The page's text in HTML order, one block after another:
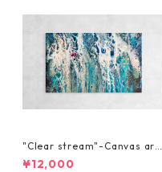
"Clear stream"-Canvas art-
53x33
¥12,000